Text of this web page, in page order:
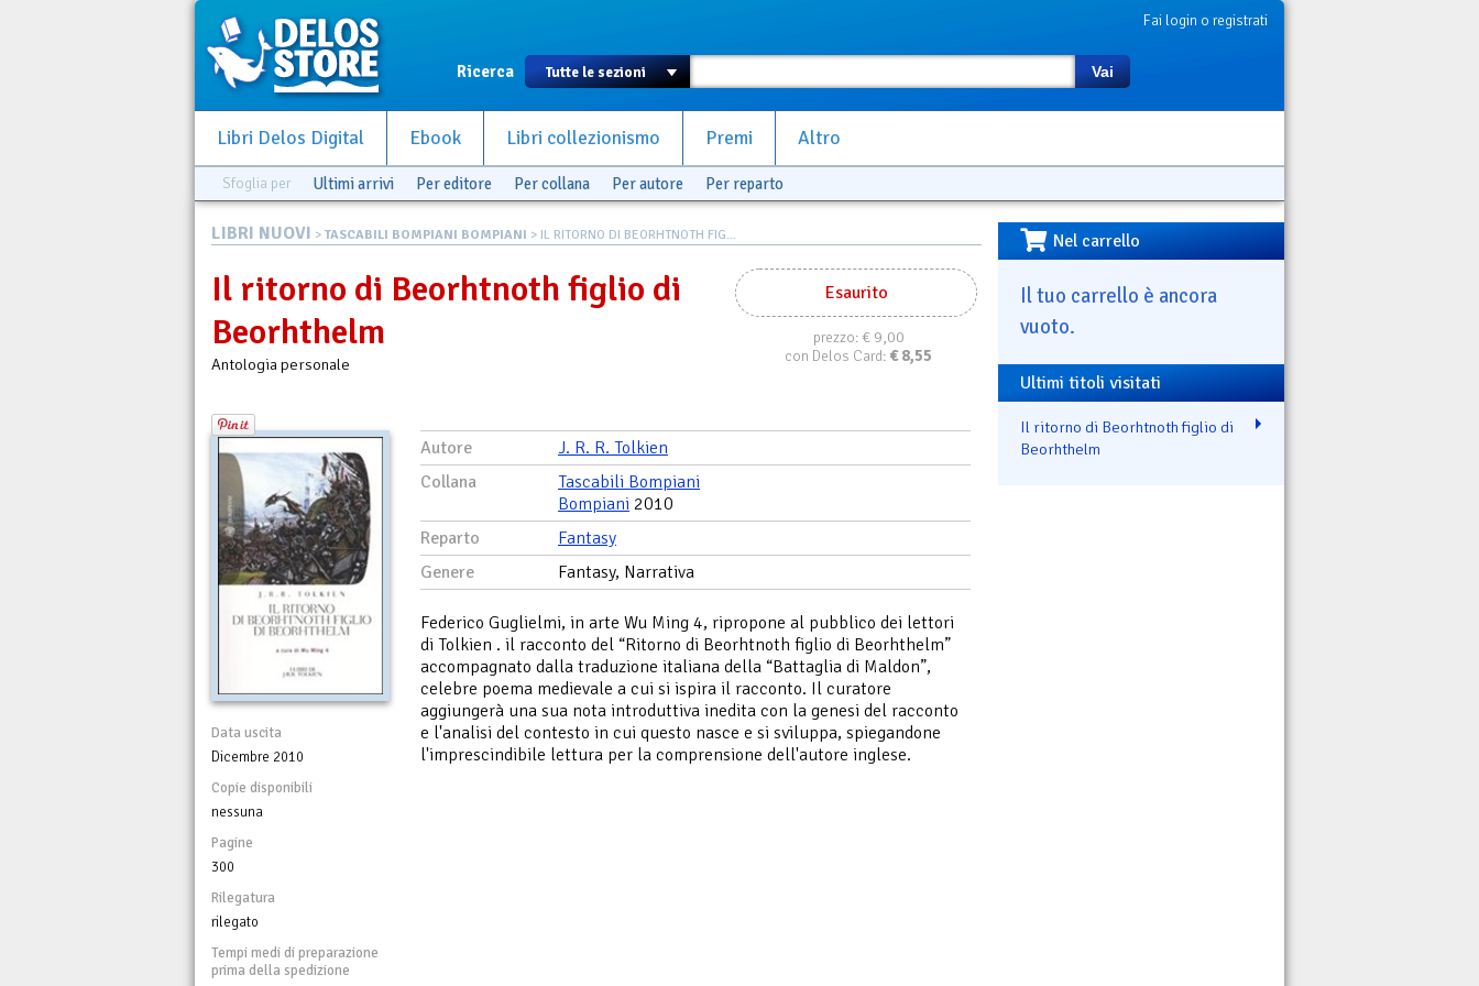
Fai login o registrati
Ricerca Vai
Libri Delos Digital Ebook Libri collezionismo Premi Altro
Sfoglia per Ultimi arrivi Per editore Per collana Per autore Per reparto
LIBRI NUOVI > TASCABILI BOMPIANI BOMPIANI > IL RITORNO DI BEORHTNOTH FIG...
Esaurito
prezzo:€ 9,00
con Delos Card: € 8,55
Il ritorno di Beorhtnoth figlio di
Beorhthelm
Antologia personale
Data uscita
Dicembre 2010
Copie disponibili
nessuna
Pagine
300
Rilegatura
rilegato
Tempi medi di preparazione
prima della spedizione
Autore
J. R. R. Tolkien
Collana
Tascabili Bompiani
Bompiani 2010
Reparto
Fantasy
Genere
Fantasy, Narrativa
Federico Guglielmi, in arte Wu Ming 4, ripropone al pubblico dei lettori
di Tolkien . il racconto del “Ritorno di Beorhtnoth figlio di Beorhthelm”
accompagnato dalla traduzione italiana della “Battaglia di Maldon”,
celebre poema medievale a cui si ispira il racconto. Il curatore
aggiungerà una sua nota introduttiva inedita con la genesi del racconto
e l'analisi del contesto in cui questo nasce e si sviluppa, spiegandone
l'imprescindibile lettura per la comprensione dell'autore inglese.
Nel carrello
Il tuo carrello è ancora
vuoto.
Ultimi titoli visitati
Il ritorno di Beorhtnoth figlio di
Beorhthelm